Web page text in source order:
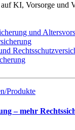
KI, Vorsorge und
und
Produkte
– mehr